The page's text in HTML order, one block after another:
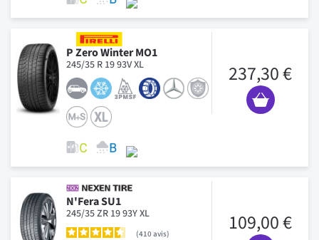
P Zero Winter MO1
245/35 R 19 93V XL 237,30 €
N'Fera SU1
245/35 ZR 19 93Y XL
410avis 109,00 €